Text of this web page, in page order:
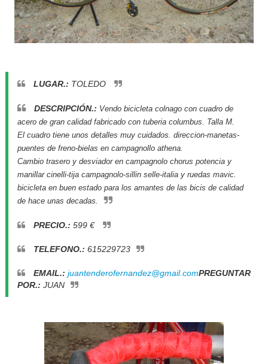
LUGAR.: TOLEDO
DESCRIPCIÓN.: Vendo bicicleta colnago con cuadro de
acero de gran calidad fabricado con tuberia columbus. Talla M.
El cuadro tiene unos detalles muy cuidados. direccion-manetas-
puentes de freno-bielas en campagnollo athena.
Cambio trasero y desviador en campagnolo chorus potencia y
manillar cinelli-tija campagnolo-sillin selle-italia y ruedas mavic.
bicicleta en buen estado para los amantes de las bicis de calidad
de hace unas decadas.
PRECIO.: 599 €
TELEFONO.: 615229723
EMAIL.: juantenderofernandez@gmail.comPREGUNTAR
POR.: JUAN